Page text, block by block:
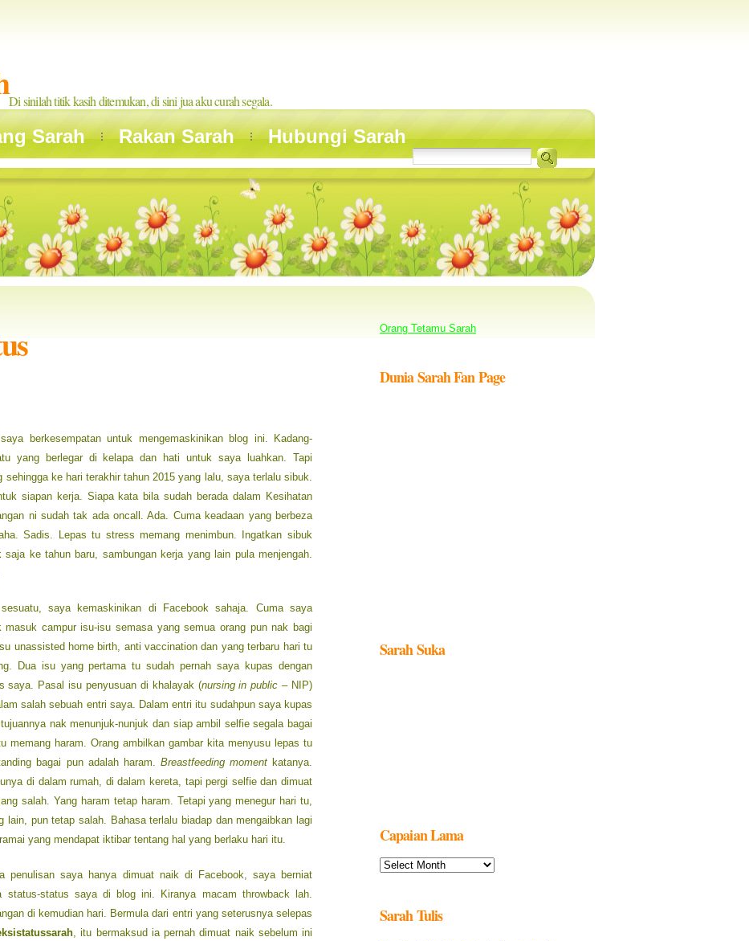
Di sinilah titik kasih ditemukan, di sini jua aku curah segala.
Sarah Rakan Sarah Hubungi Sarah
berkesempatan untuk mengemaskinikan blog ini. Kadang-
yang berlegar di kelapa dan hati untuk saya luahkan. Tapi
ke hari terakhir tahun 2015 yang lalu, saya terlalu sibuk.
siapan kerja. Siapa kata bila sudah berada dalam Kesihatan
ni sudah tak ada oncall. Ada. Cuma keadaan yang berbeza
Sadis. Lepas tu stress memang menimbun. Ingatkan sibuk
ke tahun baru, sambungan kerja yang lain pula menjengah.
saya kemaskinikan di Facebook sahaja. Cuma saya
campur isu-isu semasa yang semua orang pun nak bagi
unassisted home birth, anti vaccination dan yang terbaru hari tu
Dua isu yang pertama tu sudah pernah saya kupas dengan
saya. Pasal isu penyusuan di khalayak (nursing in public – NIP)
salah sebuah entri saya. Dalam entri itu sudahpun saya kupas
nak menunjuk-nunjuk dan siap ambil selfie segala bagai
memang haram. Orang ambilkan gambar kita menyusu lepas tu
bagai pun adalah haram. Breastfeeding momentkatanya.
di dalam rumah, di dalam kereta, tapi pergi selfie dan dimuat
salah. Yang haram tetap haram. Tetapi yang menegur hari tu,
lain, pun tetap salah. Bahasa terlalu biadap dan mengaibkan lagi
yang mendapat iktibar tentang hal yang berlaku hari itu.
penulisan saya hanya dimuat naik di Facebook, saya berniat
status-status saya di blog ini. Kiranya macam throwback lah.
di kemudian hari. Bermula dari entri yang seterusnya selepas
, itu bermaksud ia pernah dimuat naik sebelum ini
Orang Tetamu Sarah
Dunia Sarah Fan Page
Sarah Suka
Capaian Lama
Capaian
Lama
Sarah Tulis